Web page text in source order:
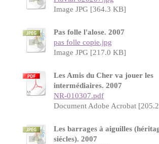
Image JPG [364.3 KB]
Pas folle l'alose. 2007
pas folle copie.jpg
Image JPG [217.0 KB]
Les Amis du Cher va jouer les
intermédiaires. 2007
NR-010307.pdf
Document Adobe Acrobat
Les barrages à aiguilles
siécles). 2007